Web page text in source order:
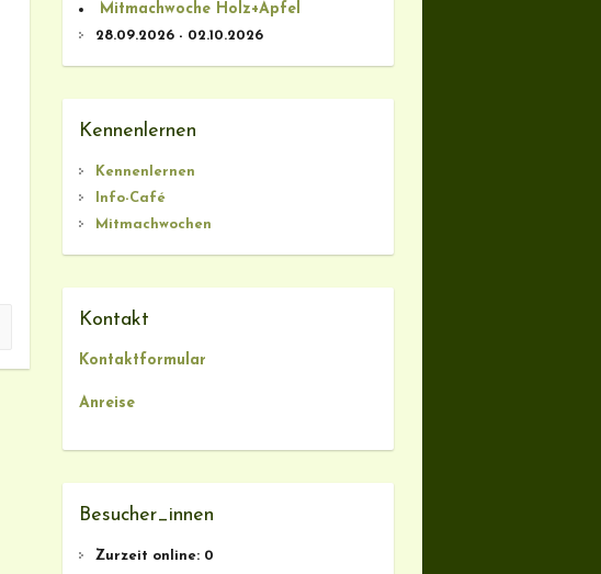
Mitmachwoche Holz+Apfel
28.09.2026 - 02.10.2026
Kennenlernen
Kennenlernen
Info-Café
Mitmachwochen
Kontakt
Kontaktformular
Anreise
Besucher_innen
Zurzeit online: 0